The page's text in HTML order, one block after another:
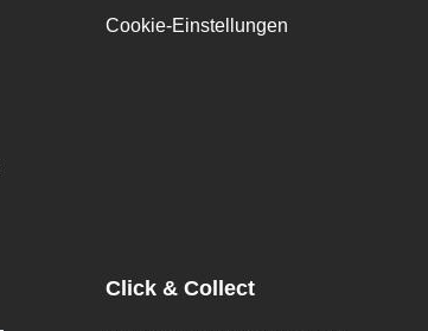
Cookie-Einstellungen
Click & Collect